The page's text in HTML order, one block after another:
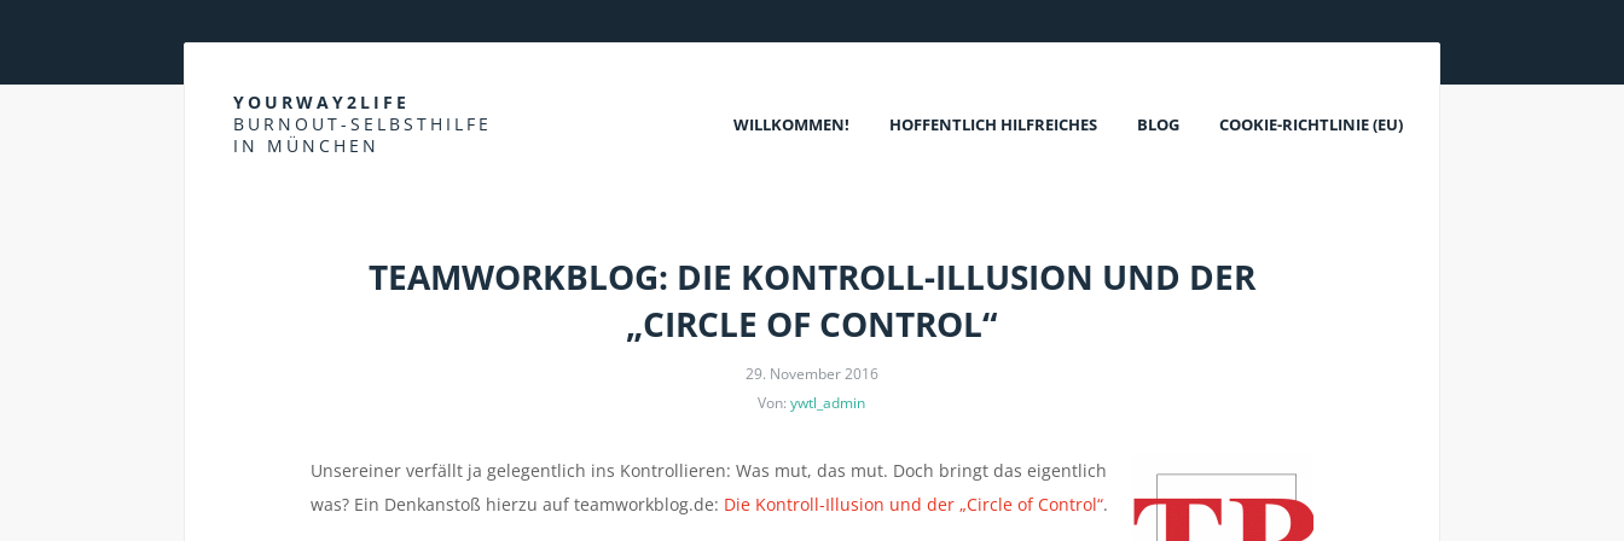
YOURWAY2LIFE
BURNOUT-SELBSTHILFE
IN MÜNCHEN
WILLKOMMEN! HOFFENTLICH HILFREICHES BLOG COOKIE-RICHTLINIE (EU)
TEAMWORKBLOG: DIE KONTROLL-ILLUSION UND DER
„CIRCLE OF CONTROL“
29. November 2016
Von:ywtl_admin
Unsereiner verfällt ja gelegentlich ins Kontrollieren: Was mut, das mut. Doch bringt das eigentlich
was? Ein Denkanstoß hierzu auf teamworkblog.de: Die Kontroll-Illusion und der „Circle of Control“.